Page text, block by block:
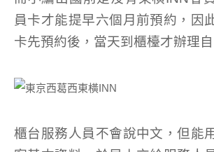
員卡才能提早六個月前預約，因
卡先預約後，當天到櫃檯才辦理
櫃台服務人員不會說中文，但能